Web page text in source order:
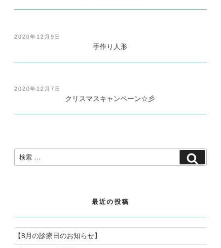
投
2020年12月9日
手作り人形
投
2020年12月7日
クリスマスキャンペーン☆彡
検
索:
索
最近の投稿
【8月の診療日のお知らせ】